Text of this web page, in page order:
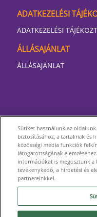
ADATKEZELÉSI
ADATKEZELÉSI
ÁLLÁSAJÁNLAT
ÁLLÁSAJÁNLAT
Sütiket használunk az
biztosításához, a tartalmak és
közösségi média funkciók
látogatottságának
információkat is megosztunk a
tevékenykedő, a hirdetési és
partnereinkkel.